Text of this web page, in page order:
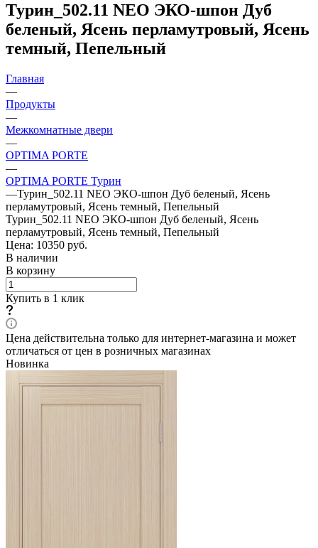
Турин_502.11 NEO ЭКО-шпон Дуб
беленый, Ясень перламутровый, Ясень
темный, Пепельный
Главная
—
Продукты
—
Межкомнатные двери
—
OPTIMA PORTE
—
OPTIMA PORTE Турин
—Турин_502.11 NEO ЭКО-шпон Дуб беленый, Ясень
перламутровый, Ясень темный, Пепельный
Турин_502.11 NEO ЭКО-шпон Дуб беленый, Ясень
перламутровый, Ясень темный, Пепельный
Цена: 10350 руб.
В наличии
В корзину
Купить в 1 клик
Цена действительна только для интернет-магазина и может
отличаться от цен в розничных магазинах
Новинка